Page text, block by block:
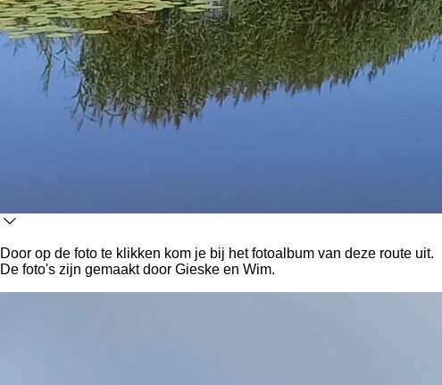
Door op de foto te klikken kom je bij het fotoalbum van deze route uit.
De foto's zijn gemaakt door Gieske en Wim.